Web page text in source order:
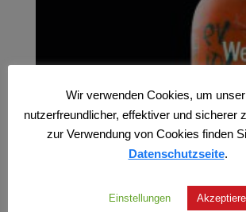
Wir verwenden Cookies, um
nutzerfreundlicher, effektiver und sicherer
zur Verwendung von Cookies finden
Datenschutzseite.
Einstellungen